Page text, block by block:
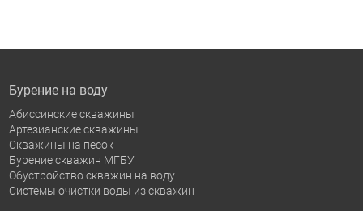
Бурение на воду
Абиссинские скважины
Артезианские скважины
Скважины на песок
Бурение скважин МГБУ
Обустройство скважин на воду
Системы очистки воды из скважин